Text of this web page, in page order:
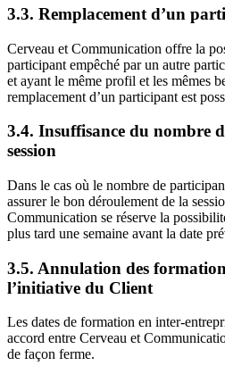
3.3. Remplacement d’un
Cerveau et Communication offre la
participant empêché par un autre
et ayant le même profil et les mêmes
remplacement d’un participant est
3.4. Insuffisance du nombre
session
Dans le cas où le nombre de
assurer le bon déroulement de la
Communication se réserve la
plus tard une semaine avant la date
3.5. Annulation des
l’initiative du Client
Les dates de formation en inter-
accord entre Cerveau et
de façon ferme.